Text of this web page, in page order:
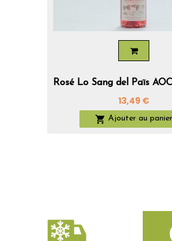
Rosé Lo Sang del Païs
Prix
13,49 €
 Ajouter au panier